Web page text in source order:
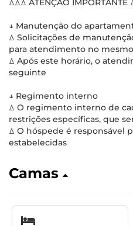
ꕔꕔꕔ ATENÇÃO IMPORTANTE
↓ Manutenção do
ꕔ Solicitações de
para atendimento no
ꕔ Após este horário, o
seguinte
↓ Regimento interno
ꕔ O regimento interno de
restrições específicas, que
ꕔ O hóspede é responsável
estabelecidas
Camas